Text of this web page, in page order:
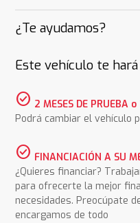
¿Te ayudamos?
Este vehículo te
check_circle 2 MESES DE PRUEBA
Podrá cambiar el vehículo
check_circle FINANCIACIÓN A SU
¿Quieres financiar?
para ofrecerte la mejor
necesidades. Preocúpate
encargamos de todo